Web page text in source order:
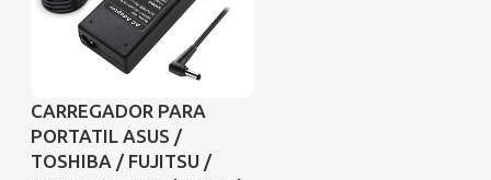
CARREGADOR PARA
PORTATIL ASUS /
TOSHIBA / FUJITSU /